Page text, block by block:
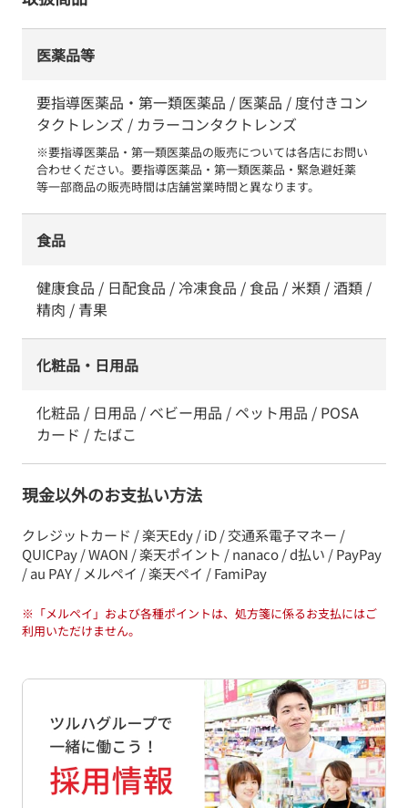
医薬品等
要指導医薬品・第一類医薬品 / 医薬品 / 度付きコン
タクトレンズ / カラーコンタクトレンズ
※要指導医薬品・第一類医薬品の販売については各店にお問い
合わせください。要指導医薬品・第一類医薬品・緊急避妊薬
等一部商品の販売時間は店舗営業時間と異なります。
食品
健康食品 / 日配食品 / 冷凍食品 / 食品 / 米類 / 酒類 /
精肉 / 青果
化粧品・日用品
化粧品 / 日用品 / ベビー用品 / ペット用品 / POSA
カード / たばこ
現金以外のお支払い方法
クレジットカード / 楽天Edy / iD / 交通系電子マネー /
QUICPay / WAON / 楽天ポイント / nanaco / d払い / PayPay
/ au PAY / メルペイ / 楽天ペイ / FamiPay
※ 「メルペイ」および各種ポイントは、処方箋に係るお支払にはご
利用いただけません。